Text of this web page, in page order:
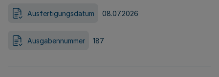
Ausfertigungsdatum 08.07.2026
Ausgabennummer 187